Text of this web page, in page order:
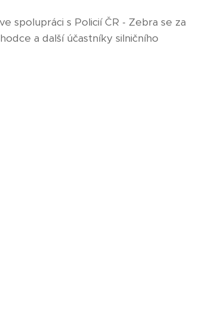
spolupráci s Policií ČR - Zebra se za
a další účastníky silničního